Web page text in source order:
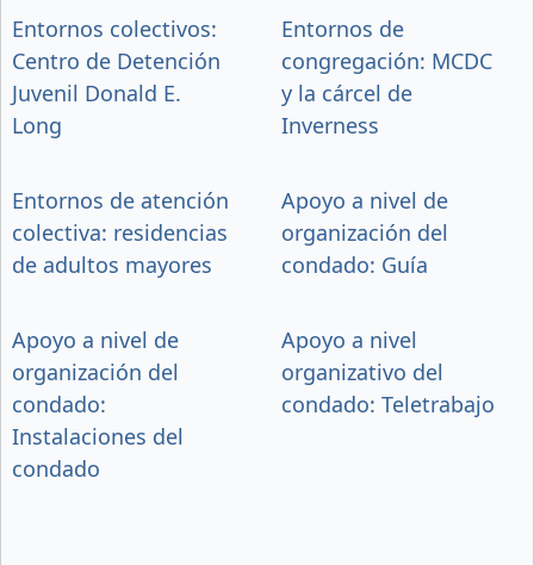
Entornos colectivos:
Centro de Detención
Juvenil Donald E.
Long
Entornos de
congregación: MCDC
y la cárcel de
Inverness
Entornos de atención
colectiva: residencias
de adultos mayores
Apoyo a nivel de
organización del
condado: Guía
Apoyo a nivel de
organización del
condado:
Instalaciones del
condado
Apoyo a nivel
organizativo del
condado: Teletrabajo